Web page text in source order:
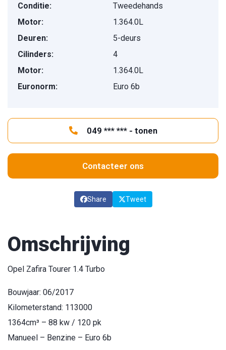
Conditie:
Tweedehands
Motor:
1.364.0L
Deuren:
5-deurs
Cilinders:
4
Motor:
1.364.0L
Euronorm:
Euro 6b
049 *** *** - tonen
Contacteer ons
Share Tweet
Omschrijving
Opel Zafira Tourer 1.4 Turbo
Bouwjaar: 06/2017
Kilometerstand: 113000
1364cm³ – 88 kw / 120 pk
Manueel – Benzine – Euro 6b